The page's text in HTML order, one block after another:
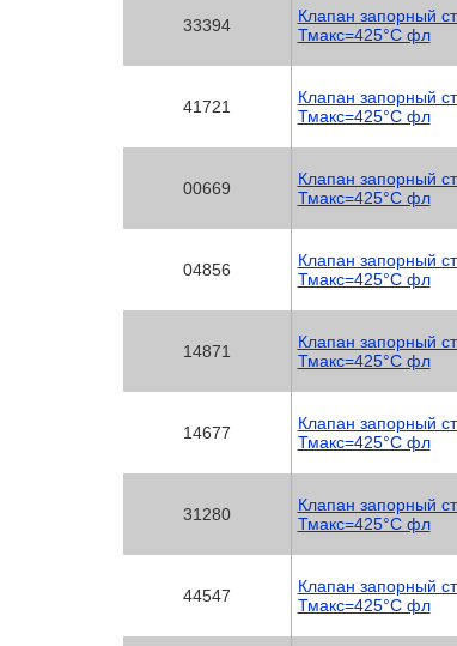
33394
Клапан запорный
Тмакс=425°C фл
41721
Клапан запорный
Тмакс=425°C фл
00669
Клапан запорный
Тмакс=425°C фл
04856
Клапан запорный
Тмакс=425°C фл
14871
Клапан запорный
Тмакс=425°C фл
14677
Клапан запорный
Тмакс=425°C фл
31280
Клапан запорный
Тмакс=425°C фл
44547
Клапан запорный
Тмакс=425°C фл